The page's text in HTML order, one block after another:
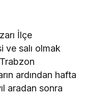
İlçe
ve salı olmak
ardından hafta
aradan sonra